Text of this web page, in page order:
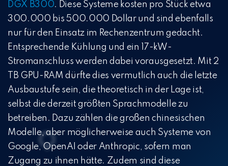
DGX B300. Diese Systeme kosten pro Stück etwa
300.000 bis 500.000 Dollar und sind ebenfalls
nur für den Einsatz im Rechenzentrum gedacht.
Entsprechende Kühlung und ein 17-kW-
Stromanschluss werden dabei vorausgesetzt. Mit 2
TB GPU-RAM dürfte dies vermutlich auch die letzte
Ausbaustufe sein, die theoretisch in der Lage ist,
selbst die derzeit größten Sprachmodelle zu
betreiben. Dazu zählen die großen chinesischen
Modelle, aber möglicherweise auch Systeme von
Google, OpenAI oder Anthropic, sofern man
Zugang zu ihnen hätte. Zudem sind diese